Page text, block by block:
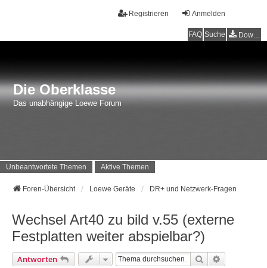
Anmelden
Registrieren
FAQ Suche Downloads
Die Oberklasse
Das unabhängige Loewe Forum
Unbeantwortete Themen Aktive Themen
Foren-Übersicht Loewe Geräte DR+ und Netzwerk-Fragen
Wechsel Art40 zu bild v.55 (externe
Festplatten weiter abspielbar?)
Antworten Suche